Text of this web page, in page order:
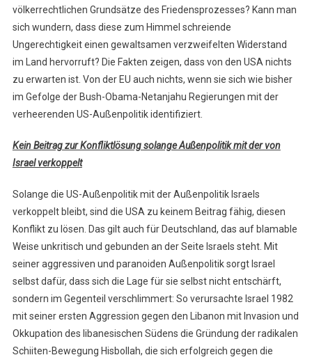
völkerrechtlichen Grundsätze des Friedensprozesses? Kann man
sich wundern, dass diese zum Himmel schreiende
Ungerechtigkeit einen gewaltsamen verzweifelten Widerstand
im Land hervorruft? Die Fakten zeigen, dass von den USA nichts
zu erwarten ist. Von der EU auch nichts, wenn sie sich wie bisher
im Gefolge der Bush-Obama-Netanjahu Regierungen mit der
verheerenden US-Außenpolitik identifiziert.
Kein Beitrag zur Konfliktlösung solange Außenpolitik mit der von
Israel verkoppelt
Solange die US-Außenpolitik mit der Außenpolitik Israels
verkoppelt bleibt, sind die USA zu keinem Beitrag fähig, diesen
Konflikt zu lösen. Das gilt auch für Deutschland, das auf blamable
Weise unkritisch und gebunden an der Seite Israels steht. Mit
seiner aggressiven und paranoiden Außenpolitik sorgt Israel
selbst dafür, dass sich die Lage für sie selbst nicht entschärft,
sondern im Gegenteil verschlimmert: So verursachte Israel 1982
mit seiner ersten Aggression gegen den Libanon mit Invasion und
Okkupation des libanesischen Südens die Gründung der radikalen
Schiiten-Bewegung Hisbollah, die sich erfolgreich gegen die